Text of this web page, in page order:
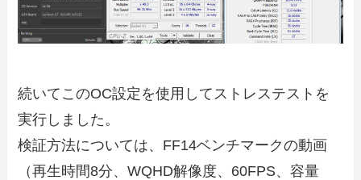
続いてこのOC設定を使用してストレステストを
実行しました。
検証方法については、FF14ベンチマークの動画
（再生時間8分、WQHD解像度、60FPS、容量